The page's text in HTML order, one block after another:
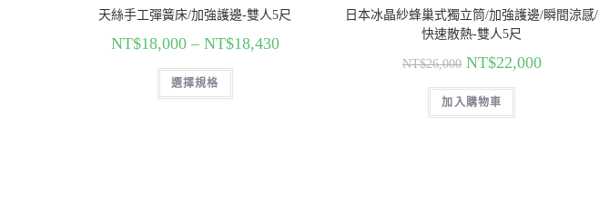
天絲手工彈簧床/加強護邊-雙人5尺
NT$18,000– NT$18,430
選擇規格
日本冰晶紗蜂巢式獨立筒/加強護邊/瞬間涼感/
快速散熱-雙人5尺
NT$26,000 NT$22,000
加入購物車